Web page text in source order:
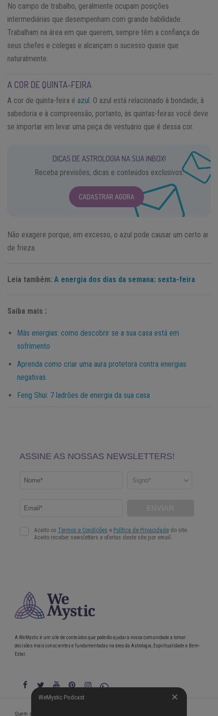
No campo de trabalho, geralmente ocupam posições
intermediárias que desempenham com grande habilidade.
Trabalham na área em que querem, sempre têm a confiança de
seus chefes e colegas e alcançam o sucesso quase que
naturalmente.
A COR DE QUINTA-FEIRA
A cor de quinta-feira é azul . O azul está relacionado à bondade, à
sabedoria e à compreensão, portanto, às quintas-feiras você deve
se importar em levar uma peça de vestuário que é dessa cor.
DICAS DE ASTROLOGIA NA SUA INBOX!
Receba previsões, dicas e conteúdos exclusivos.
CADASTRAR AGORA
Não exagere porque, em excesso, o azul pode causar um certo ar
de frieza.
Leia também: A energia dos dias da semana: sexta-feira
Saiba mais :
Más energias: como descobrir se a sua casa está em
sofrimento
Aprenda como criar uma aura protetora contra energias
negativas
Feng Shui: 7 ladrões de energia da sua casa
WeMystic Podcast
A WeMystic é um site de conteúdos que poderão ajudar a nossa comunidade a tomar
decisões mais conscientes e fundamentadas na área da Astrologia, Espiritualidade e Bem-
Estar.
WeMystic Podcast
Quem somos